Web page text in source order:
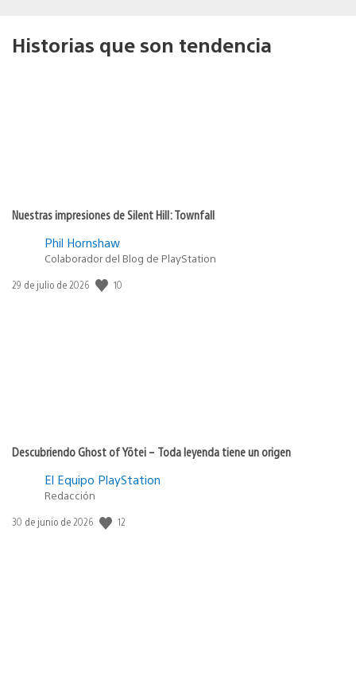
Historias que son tendencia
Nuestras impresiones de Silent Hill: Townfall
Phil Hornshaw
Colaborador del Blog de PlayStation
Fecha
29 de julio de 2026 10
Descubriendo Ghost of Yōtei – Toda leyenda tiene un origen
El Equipo PlayStation
Redacción
Fecha
30 de junio de 2026 12